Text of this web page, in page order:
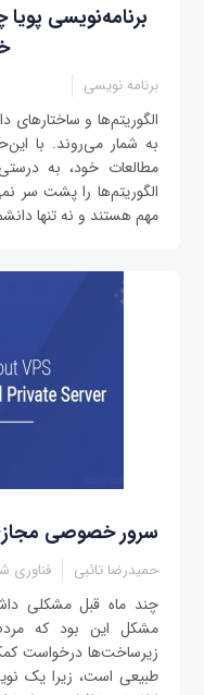
برنامه‌نویسی
برنامه نویسی
الگوریتم‌ها و ساختارهای
به شمار می‌روند. با
مطالعات خود، به
الگوریتم‌ها را پشت سر
مهم هستند و نه تنها
سرور خصوصی
حمیدرضا تائبی فناوری
چند ماه قبل مشکلی
مشكل این بود كه
زیرساخت‌ها درخواست
طبیعی است، زیرا یک